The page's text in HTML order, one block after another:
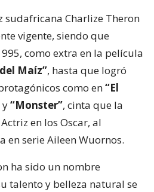
sudafricana Charlize Theron
vigente, siendo que
como extra en la película
Maíz”, hasta que logró
como en“El
y“Monster”, cinta que la
en los Oscar, al
en serie Aileen Wuornos.
ha sido un nombre
talento y belleza natural se